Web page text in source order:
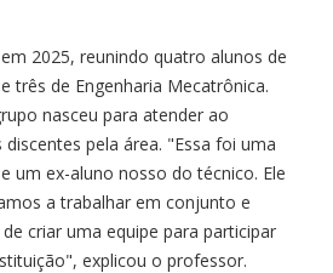
2025, reunindo quatro alunos de
três de Engenharia Mecatrônica.
nasceu para atender ao
pela área. "Essa foi uma
um ex-aluno nosso do técnico. Ele
a trabalhar em conjunto e
criar uma equipe para participar
explicou o professor.